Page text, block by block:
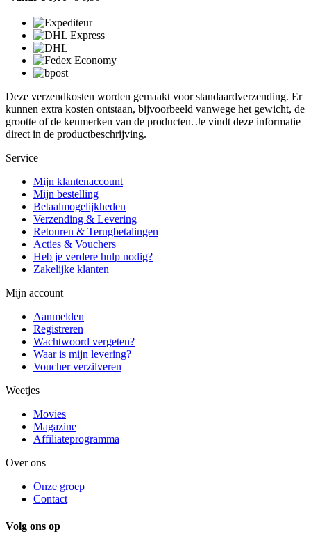
Deze verzendkosten worden gemaakt voor standaardverzending. Er
kunnen extra kosten ontstaan, bijvoorbeeld vanwege het gewicht, de
grootte of de kenmerken van de producten. Je vindt deze informatie
direct in de productbeschrijving.
Service
Mijn klantenaccount
Mijn bestelling
Betaalmogelijkheden
Verzending & Levering
Retouren & Terugbetalingen
Acties & Vouchers
Heb je verdere hulp nodig?
Zakelijke klanten
Mijn account
Aanmelden
Registreren
Wachtwoord vergeten?
Waar is mijn levering?
Voucher verzilveren
Weetjes
Movies
Magazine
Affiliateprogramma
Over ons
Onze groep
Contact
Volg ons op